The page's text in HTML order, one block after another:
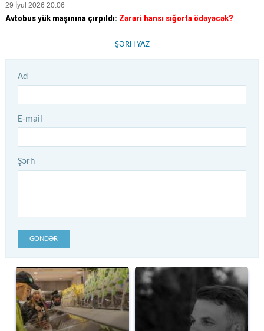
29 İyul 2026 20:06
Avtobus yük maşınına çırpıldı: Zərəri hansı sığorta ödəyəcək?
ŞƏRH YAZ
Ad
E-mail
Şərh
GÖNDƏR